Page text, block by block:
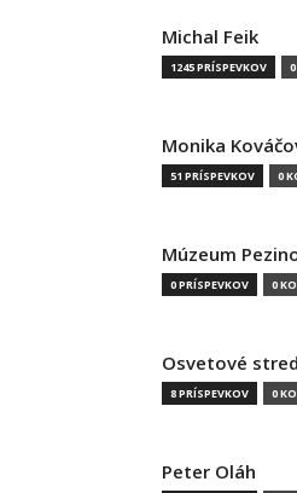
Michal Feik
1245 PRÍSPEVKOV
Monika
51 PRÍSPEVKOV 0
Múzeum
0 PRÍSPEVKOV 0
Osvetové
8 PRÍSPEVKOV 0
Peter Oláh